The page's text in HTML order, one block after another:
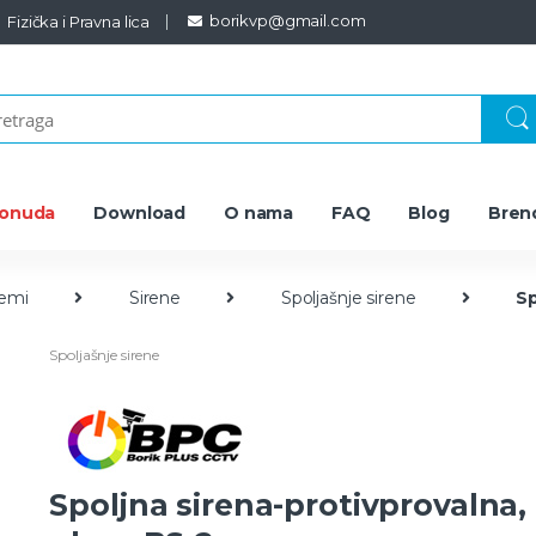
Fizička i Pravna lica borikvp@gmail.com
Download O nama FAQ Blog
Sirene Spoljašnje sirene
Spoljašnje sirene
Spoljna sirena-protivprovalna,